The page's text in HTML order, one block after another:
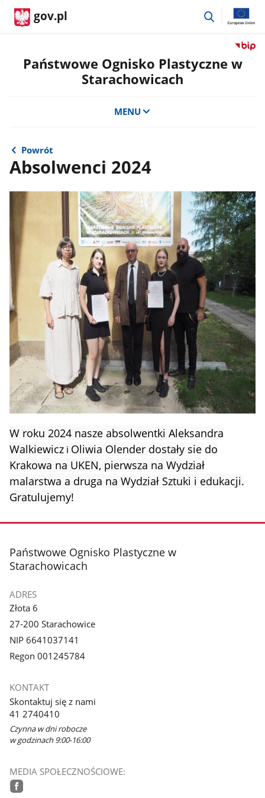
gov.pl
przejdź
Przejdź
do
Państwowe Ognisko Plastyczne w
Starachowicach
MENU
Powrót
Absolwenci 2024
W roku 2024 nasze absolwentki Aleksandra
Walkiewiczi Oliwia Olender dostały sie do
Krakowa na UKEN, pierwsza na Wydział
malarstwa a druga na Wydział Sztuki i edukacji.
Gratulujemy!
stopka
Państwowe Ognisko Plastyczne w
Starachowicach
ADRES
Złota 6
27-200 Starachowice
NIP 6641037141
Regon 001245784
KONTAKT
Skontaktuj się z nami
41 2740410
Czynna w dni robocze
w godzinach 9:00-16:00
MEDIA SPOŁECZNOŚCIOWE: